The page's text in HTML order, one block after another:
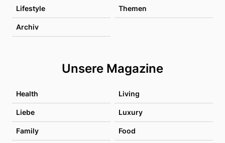
Lifestyle Themen
Archiv
Unsere Magazine
Health Living
Liebe Luxury
Family Food